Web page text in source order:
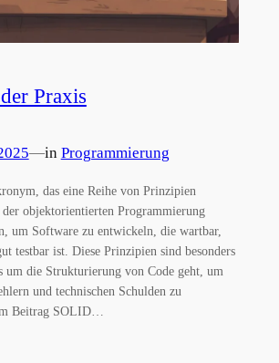
Praxis
—in Programmierung
das eine Reihe von Prinzipien
objektorientierten Programmierung
um Software zu entwickeln, die wartbar,
testbar ist. Diese Prinzipien sind besonders
um die Strukturierung von Code geht, um
und technischen Schulden zu
Beitrag SOLID…